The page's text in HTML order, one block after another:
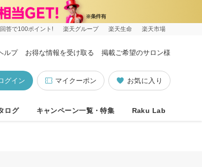
答で100ポイント! 楽天グループ 楽天生命 楽天市場
ルプ お得な情報を受け取る 掲載ご希望のサロン様
お気に入り
マイクーポン
グイン
ログ キャンペーン一覧・特集 Raku Lab